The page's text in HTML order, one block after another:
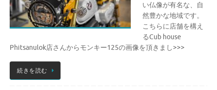
い仏像が有名な、自
然豊かな地域です。
こちらに店舗を構え
るCub house
Phitsanulok店さんからモンキー125の画像を頂きまし>>>
続きを読む